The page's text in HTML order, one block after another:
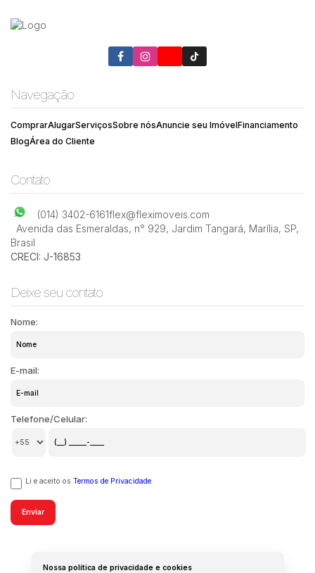
Nossa política de privacidade e cookies
Navegação
ComprarAlugarServiçosSobre nósAnuncie seu ImóvelFinanciamento
BlogÁrea do Cliente
Contato
(014) 3402-6161flex@fleximoveis.com
Avenida das Esmeraldas, n° 929, Jardim Tangará, Marília, SP,
Brasil
CRECI: J-16853
Deixe seu contato
Nome:
E-mail:
Telefone/Celular:
Li e aceito os Termos de Privacidade